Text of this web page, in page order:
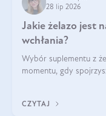
28 lip 2026
Jakie żelazo jest
wchłania?
Wybór suplementu z
momentu, gdy
zawierać suplement?
CZYTAJ